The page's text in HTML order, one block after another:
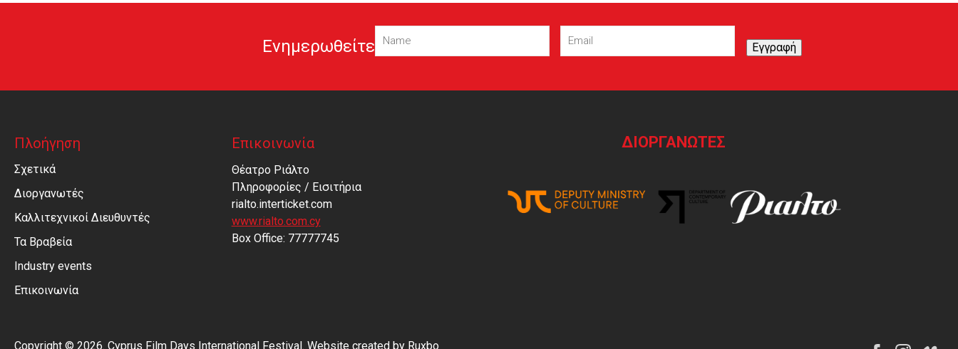
Ενημερωθείτε
Name(Required) Email(Required)
Εγγραφή
Πλοήγηση
Σχετικά
Διοργανωτές
Καλλιτεχνικοί Διευθυντές
Τα Βραβεία
Industry events
Επικοινωνία
Επικοινωνία
Θέατρο Ριάλτο
Πληροφορίες / Εισιτήρια
rialto.interticket.com
www.rialto.com.cy
Βοx Office: 77777745
ΔΙΟΡΓΑΝΩΤΕΣ
Copyright © 2026. Cyprus Film Days International Festival. Website created by Ruxbo